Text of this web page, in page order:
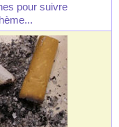
pour suivre